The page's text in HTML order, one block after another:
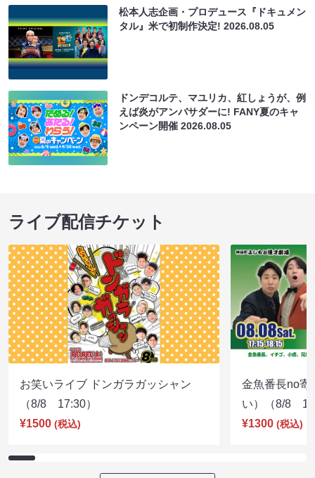
松本人志企画・プロデュース『ドキュメン
タル』米で初制作決定!2026.08.05
ドンデコルテ、マユリカ、紅しょうが、例
えば炎がアンバサダーに! FANY夏のキャ
ンペーン開催2026.08.05
ライブ配信チケット
お笑いライブ ドンガラガッシャン
（8/8 17:30）
¥1500 (税込)
金魚番長no寄
い）（8/8
¥1300 (税込)